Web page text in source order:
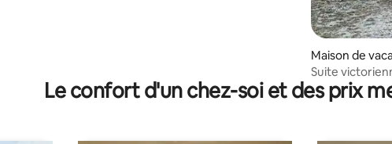
Maison de
ge
Suite
rez-de-
Le confort d'un chez-soi et des prix